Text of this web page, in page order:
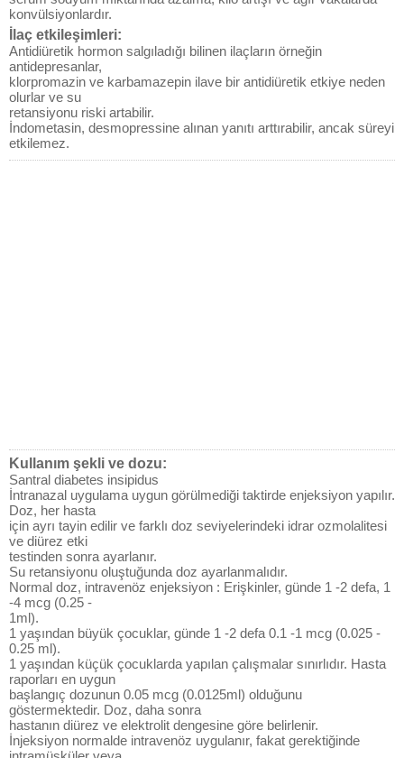
konvülsiyonlardır.
İlaç etkileşimleri:
Antidiüretik hormon salgıladığı bilinen ilaçların örneğin
antidepresanlar,
klorpromazin ve karbamazepin ilave bir antidiüretik etkiye neden
olurlar ve su
retansiyonu riski artabilir.
İndometasin, desmopressine alınan yanıtı arttırabilir, ancak süreyi
etkilemez.
Kullanım şekli ve dozu:
Santral diabetes insipidus
İntranazal uygulama uygun görülmediği taktirde enjeksiyon yapılır.
Doz, her hasta
için ayrı tayin edilir ve farklı doz seviyelerindeki idrar ozmolalitesi
ve diürez etki
testinden sonra ayarlanır.
Su retansiyonu oluştuğunda doz ayarlanmalıdır.
Normal doz, intravenöz enjeksiyon : Erişkinler, günde 1 -2 defa, 1
-4 mcg (0.25 -
1ml).
1 yaşından büyük çocuklar, günde 1 -2 defa 0.1 -1 mcg (0.025 -
0.25 ml).
1 yaşından küçük çocuklarda yapılan çalışmalar sınırlıdır. Hasta
raporları en uygun
başlangıç dozunun 0.05 mcg (0.0125ml) olduğunu
göstermektedir. Doz, daha sonra
hastanın diürez ve elektrolit dengesine göre belirlenir.
İnjeksiyon normalde intravenöz uygulanır, fakat gerektiğinde